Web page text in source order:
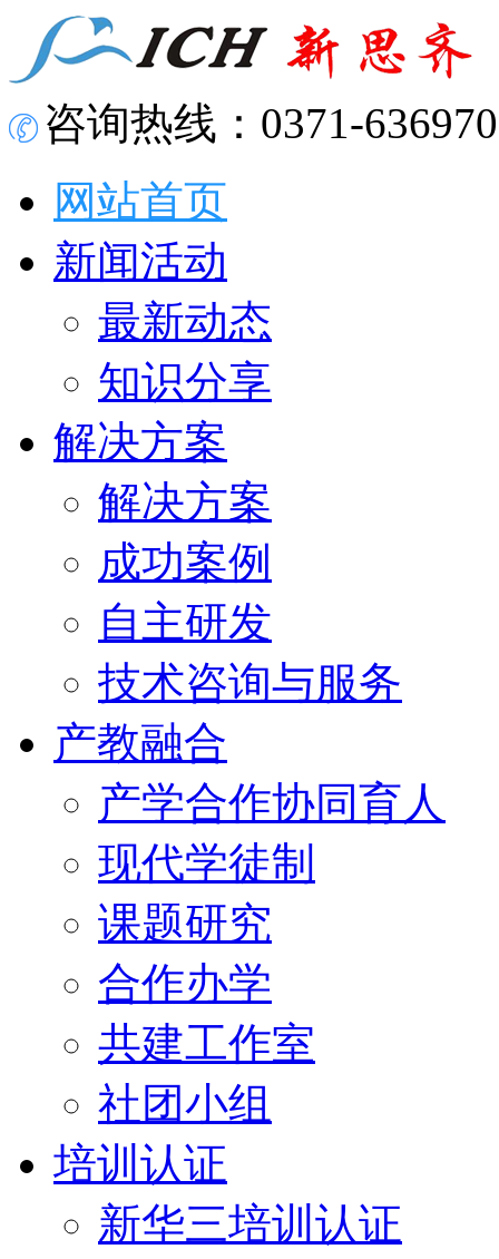
咨询热线：0371-
网站首页
新闻活动
最新动态
知识分享
解决方案
解决方案
成功案例
自主研发
技术咨询与服务
产教融合
产学合作协同育人
现代学徒制
课题研究
合作办学
共建工作室
社团小组
培训认证
新华三培训认证